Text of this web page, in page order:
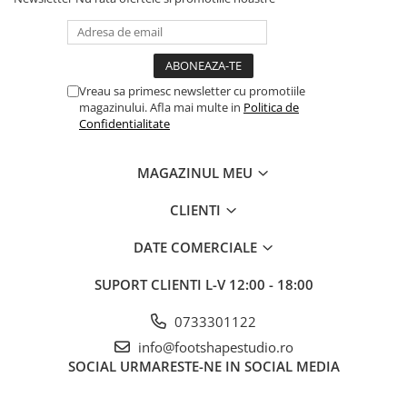
Vreau sa primesc newsletter cu promotiile
magazinului. Afla mai multe in Politica de
Confidentialitate
MAGAZINUL MEU
CLIENTI
DATE COMERCIALE
SUPORT CLIENTI L-V 12:00 - 18:00
0733301122
info@footshapestudio.ro
SOCIAL URMARESTE-NE IN SOCIAL MEDIA